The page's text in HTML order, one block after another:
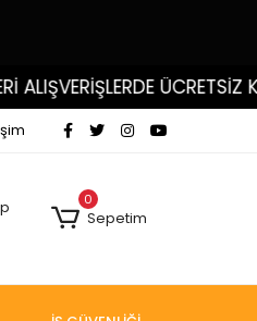
ÜCRETSİZ
0
Sepetim